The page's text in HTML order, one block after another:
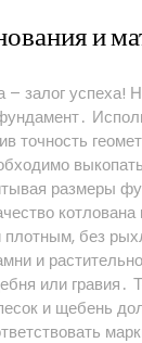
и
– залог успеха!
точность
размеры
котлована
без
и
или гравия․
и щебень